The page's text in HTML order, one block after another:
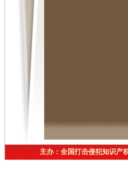
主办：全国打击侵犯知识产